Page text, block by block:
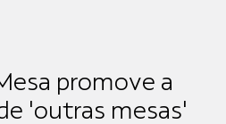
promove a
'outras mesas'